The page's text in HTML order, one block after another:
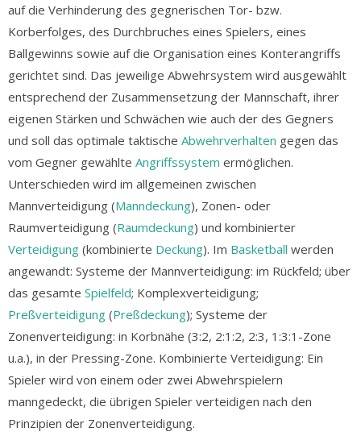
auf die Verhinderung des gegnerischen Tor- bzw.
Korberfolges, des Durchbruches eines Spielers, eines
Ballgewinns sowie auf die Organisation eines Konterangriffs
gerichtet sind. Das jeweilige Abwehrsystem wird ausgewählt
entsprechend der Zusammensetzung der Mannschaft, ihrer
eigenen Stärken und Schwächen wie auch der des Gegners
und soll das optimale taktische Abwehrverhalten gegen das
vom Gegner gewählte Angriffssystem ermöglichen.
Unterschieden wird im allgemeinen zwischen
Mannverteidigung (Manndeckung), Zonen- oder
Raumverteidigung (Raumdeckung) und kombinierter
Verteidigung (kombinierte Deckung). Im Basketball werden
angewandt: Systeme der Mannverteidigung: im Rückfeld; über
das gesamte Spielfeld; Komplexverteidigung;
Preßverteidigung (Preßdeckung); Systeme der
Zonenverteidigung: in Korbnähe (3:2, 2:1:2, 2:3, 1:3:1-Zone
u.a.), in der Pressing-Zone. Kombinierte Verteidigung: Ein
Spieler wird von einem oder zwei Abwehrspielern
manngedeckt, die übrigen Spieler verteidigen nach den
Prinzipien der Zonenverteidigung.